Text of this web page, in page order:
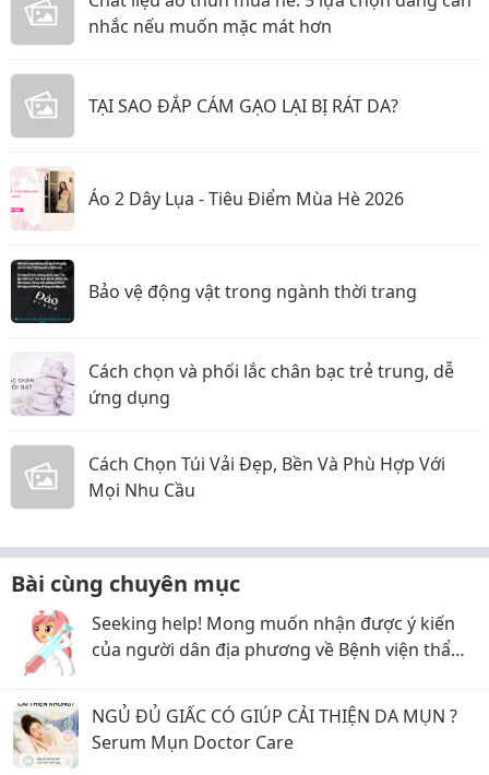
nhắc nếu muốn mặc mát hơn
TẠI SAO ĐẮP CÁM GẠO LẠI BỊ RÁT DA?
Áo 2 Dây Lụa - Tiêu Điểm Mùa Hè 2026
Bảo vệ động vật trong ngành thời trang
Cách chọn và phối lắc chân bạc trẻ trung, dễ
ứng dụng
Cách Chọn Túi Vải Đẹp, Bền Và Phù Hợp Với
Mọi Nhu Cầu
Bài cùng chuyên mục
Seeking help! Mong muốn nhận được ý kiến
của người dân địa phương về Bệnh viện thẩm
NGỦ ĐỦ GIẤC CÓ GIÚP CẢI THIỆN DA MỤN ?
Serum Mụn Doctor Care